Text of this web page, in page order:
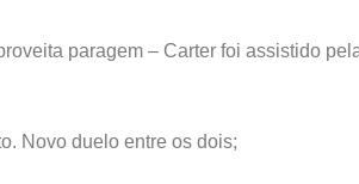
paragem – Carter foi assistido
Novo duelo entre os dois;